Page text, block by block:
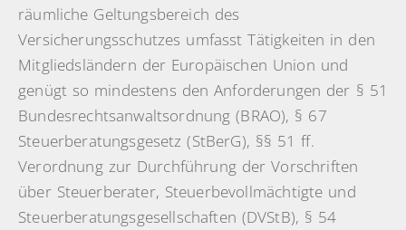
räumliche Geltungsbereich des
Versicherungsschutzes umfasst Tätigkeiten in den
Mitgliedsländern der Europäischen Union und
genügt so mindestens den Anforderungen der § 51
Bundesrechtsanwaltsordnung (BRAO), § 67
Steuerberatungsgesetz (StBerG), §§ 51 ff.
Verordnung zur Durchführung der Vorschriften
über Steuerberater, Steuerbevollmächtigte und
Steuerberatungsgesellschaften (DVStB), § 54